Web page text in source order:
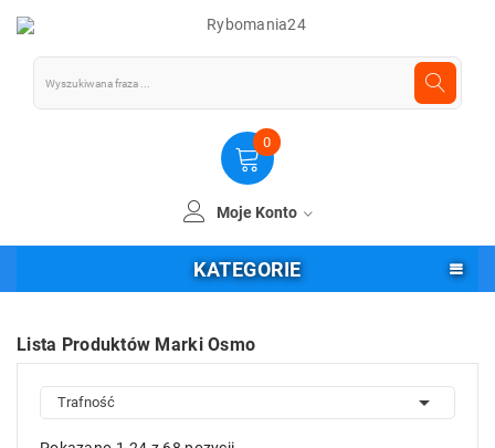
0
Moje Konto
KATEGORIE
Lista Produktów Marki Osmo
Trafność 